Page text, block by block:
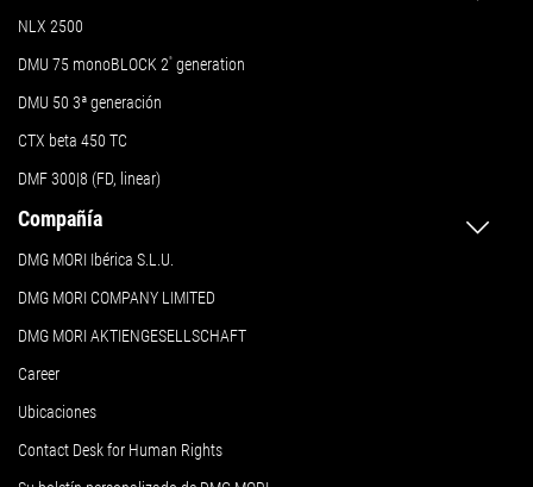
NLX 2500
DMU 75 monoBLOCK 2ª generation
DMU 50 3ª generación
CTX beta 450 TC
DMF 300|8 (FD, linear)
Compañía
DMG MORI Ibérica S.L.U.
DMG MORI COMPANY LIMITED
DMG MORI AKTIENGESELLSCHAFT
Career
Ubicaciones
Contact Desk for Human Rights